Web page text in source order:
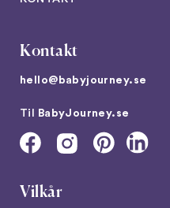
Kontakt
hello@babyjourney.se
Til BabyJourney.se
Vilkår